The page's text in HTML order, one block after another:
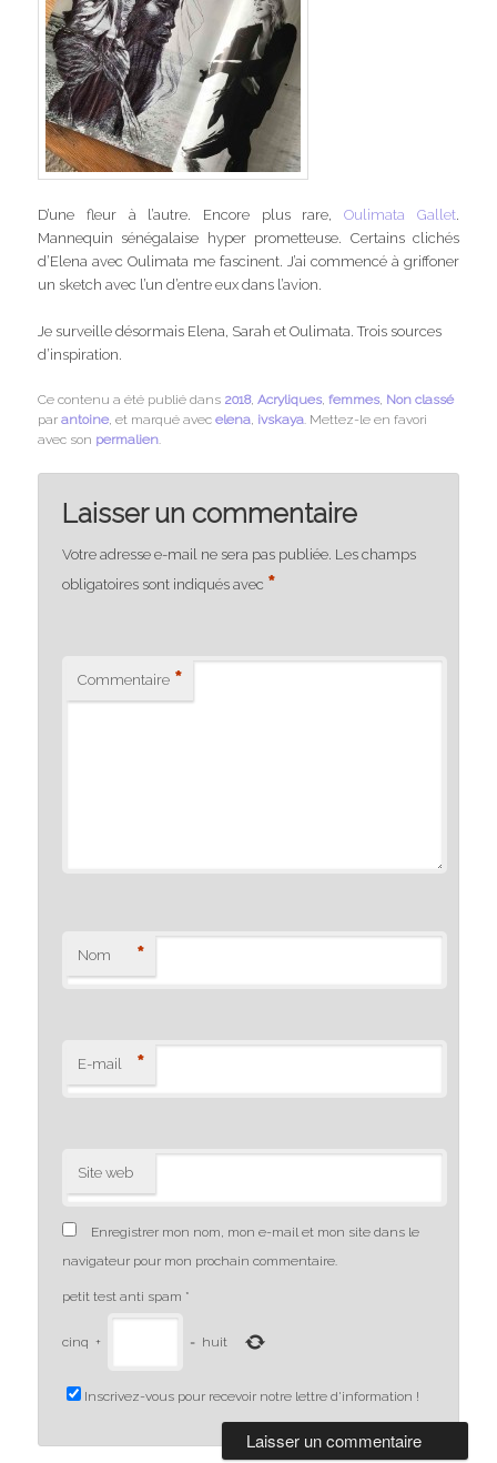
D’une fleur à l’autre. Encore plus rare,Oulimata Gallet.
Mannequin sénégalaise hyper prometteuse. Certains clichés
d’Elena avec Oulimata me fascinent. J’ai commencé à griffoner
un sketch avec l’un d’entre eux dans l’avion.
Je surveille désormais Elena, Sarah et Oulimata. Trois sources
d’inspiration.
Ce contenu a été publié dans 2018,Acryliques,femmes, Non classé
parantoine, et marqué avecelena, ivskaya. Mettez-le en favori
avec son permalien.
Laisser un commentaire
Votre adresse e-mail ne sera pas publiée. Les champs
obligatoires sont indiqués avec *
Commentaire *
Nom *
E-mail *
Site web
Enregistrer mon nom, mon e-mail et mon site dans le
navigateur pour mon prochain commentaire.
petit test anti spam *
cinq + = huit
Inscrivez-vous pour recevoir notre lettre d'information !